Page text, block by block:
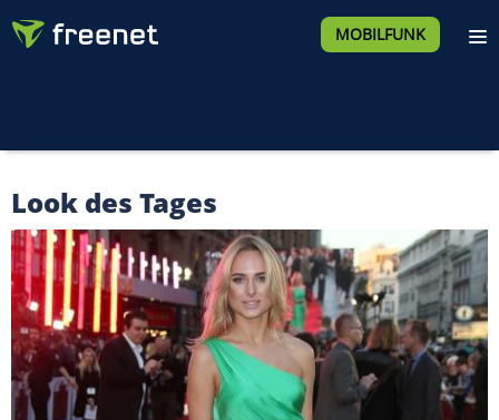
MOBILFUNK
Look des Tages